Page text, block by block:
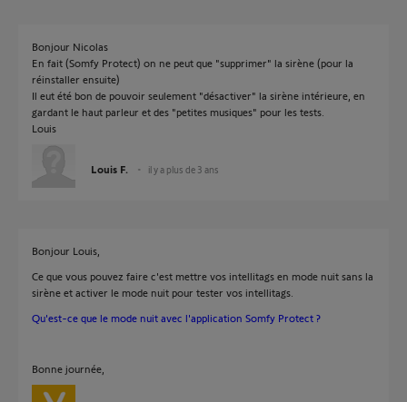
Bonjour Nicolas
En fait (Somfy Protect) on ne peut que "supprimer" la sirène (pour la
réinstaller ensuite)
Il eut été bon de pouvoir seulement "désactiver" la sirène intérieure, en
gardant le haut parleur et des "petites musiques" pour les tests.
Louis
Louis F. il y a plus de 3 ans
Bonjour Louis,
Ce que vous pouvez faire c'est mettre vos intellitags en mode nuit sans la
sirène et activer le mode nuit pour tester vos intellitags.
Qu'est-ce que le mode nuit avec l'application Somfy Protect ?
Bonne journée,